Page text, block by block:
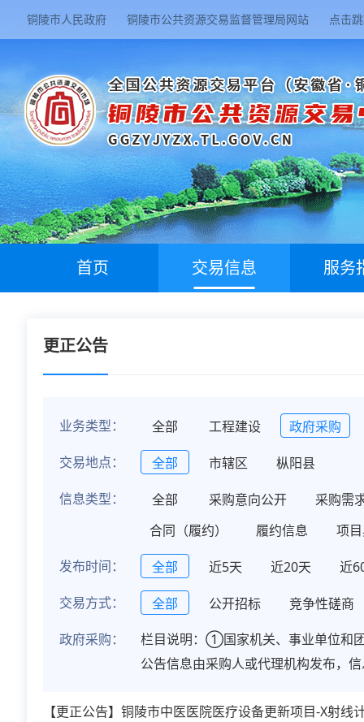
铜陵市人民政府 铜陵市公共资源交易监督管理局网站 点击
首页 交易信息 服务
更正公告
业务类型： 全部 工程建设
政府采购
交易地点：
全部 市辖区
枞阳县
信息类型：
全部 采购意向公开
采购需
合同（履约）
履约信息
项
发布时间：
全部 近5天 近20天
近
交易方式：
全部 公开招标
竞争性磋商
政府采购：
栏目说明：①国家机关、事业单位和
公告信息由采购人或代理机构发布，
【更正公告】铜陵市中医医院医疗设备更新项目-X射